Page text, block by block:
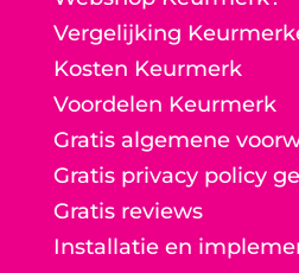
Vergelijking
Kosten Keurmerk
Voordelen Keurmerk
Gratis algemene
Gratis privacy policy
Gratis reviews
Installatie en